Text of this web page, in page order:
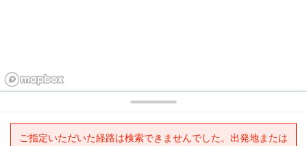
ご指定いただいた経路は検索できませんでした。出発地または